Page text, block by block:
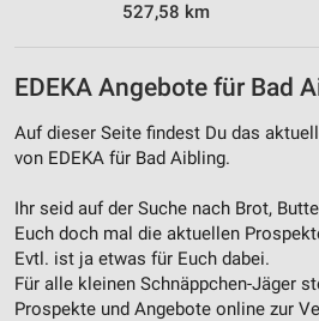
527,58 km
EDEKA Angebote für Bad
Auf dieser Seite findest Du das
von EDEKA für Bad Aibling.
Ihr seid auf der Suche nach Brot,
Euch doch mal die aktuellen
Evtl. ist ja etwas für Euch dabei.
Für alle kleinen Schnäppchen-Jäger
Prospekte und Angebote online zur